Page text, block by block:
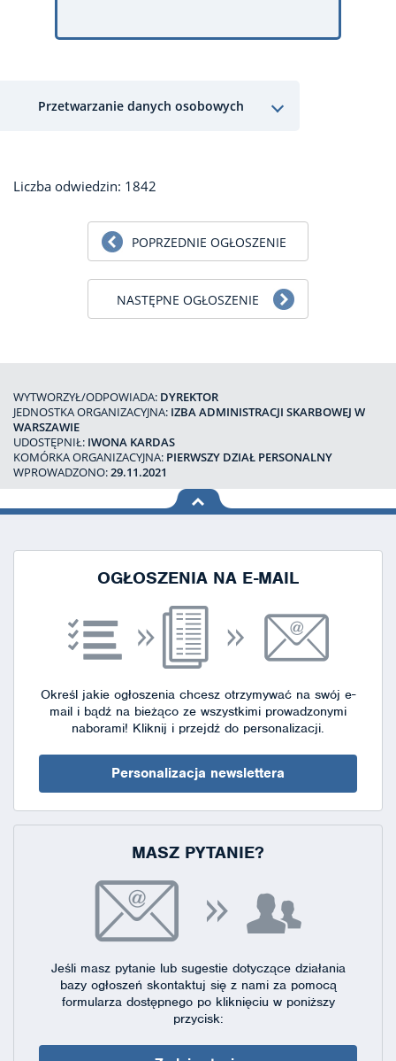
Przetwarzanie danych osobowych
Liczba odwiedzin: 1842
POPRZEDNIE OGŁOSZENIE
NASTĘPNE OGŁOSZENIE
WYTWORZYŁ/ODPOWIADA: DYREKTOR
JEDNOSTKA ORGANIZACYJNA: IZBA ADMINISTRACJI SKARBOWEJ W
WARSZAWIE
UDOSTĘPNIŁ: IWONA KARDAS
KOMÓRKA ORGANIZACYJNA: PIERWSZY DZIAŁ PERSONALNY
WPROWADZONO:29.11.2021
na górę
OGŁOSZENIA NA E-MAIL
Określ jakie ogłoszenia chcesz otrzymywać na swój e-
mail i bądź na bieżąco ze wszystkimi prowadzonymi
naborami! Kliknij i przejdź do personalizacji.
Personalizacja newslettera
MASZ PYTANIE?
Jeśli masz pytanie lub sugestie dotyczące działania
bazy ogłoszeń skontaktuj się z nami za pomocą
formularza dostępnegopo kliknięciu w poniższy
przycisk: